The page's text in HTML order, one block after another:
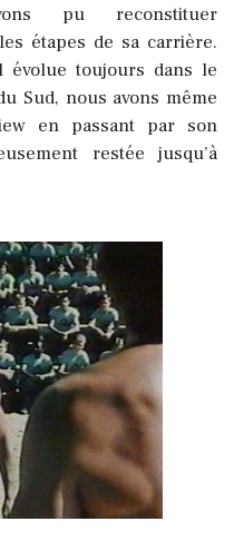
pu reconstituer
étapes de sa carrière.
évolue toujours dans le
Sud, nous avons même
en passant par son
restée jusqu’à